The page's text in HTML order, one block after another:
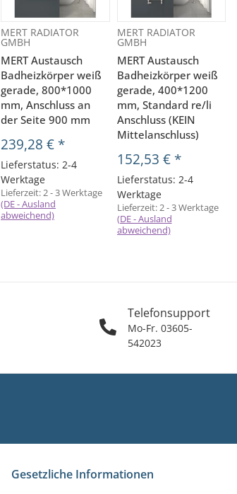
MERT RADIATOR
GMBH
MERT Austausch
Badheizkörper weiß
gerade, 800*1000
mm, Anschluss an
der Seite 900 mm
239,28 € *
Lieferstatus: 2-4
Werktage
Lieferzeit:2 - 3 Werktage
(DE - Ausland
abweichend)
MERT RADIATOR
GMBH
MERT Austausch
Badheizkörper weiß
gerade, 400*1200
mm, Standard re/li
Anschluss (KEIN
Mittelanschluss)
152,53 € *
Lieferstatus: 2-4
Werktage
Lieferzeit:2 - 3 Werktage
(DE - Ausland
abweichend)
Telefonsupport
Mo-Fr. 03605-
542023
Gesetzliche Informationen